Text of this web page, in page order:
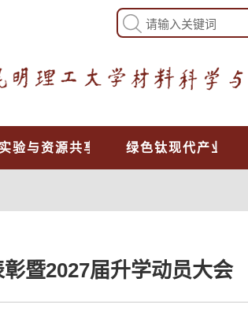
实验与资源共享中心 绿色钛现代产业学院
暨2027届升学动员大会